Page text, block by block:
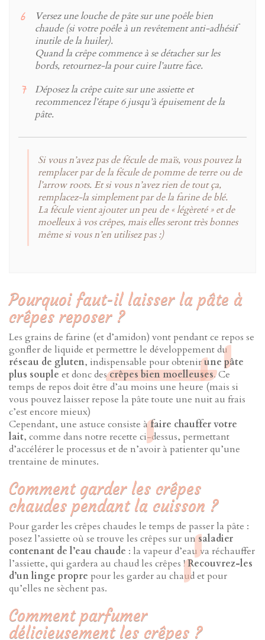
Versez une louche de pâte sur une poêle bien
chaude (si votre poêle à un revêtement anti-adhésif
inutile de la huiler).
Quand la crêpe commence à se détacher sur les
bords, retournez-la pour cuire l’autre face.
Déposez la crêpe cuite sur une assiette et
recommencez l’étape 6 jusqu’à épuisement de la
pâte.
Si vous n’avez pas de fécule de maïs, vous pouvez la
remplacer par de la fécule de pomme de terre ou de
l’arrow roots. Et si vous n’avez rien de tout ça,
remplacez-la simplement par de la farine de blé.
La fécule vient ajouter un peu de « légèreté » et de
moelleux à vos crêpes, mais elles seront très bonnes
même si vous n’en utilisez pas :)
Pourquoi faut-il laisser la pâte à
crêpes reposer ?
Les grains de farine (et d’amidon) vont pendant ce repos se
gonfler de liquide et permettre le développement du
réseau de gluten, indispensable pour obtenirune pâte
plus souple et donc descrêpes bien moelleuses. Ce
temps de repos doit être d’au moins une heure (mais si
vous pouvez laisser repose la pâte toute une nuit au frais
c’est encore mieux)
Cependant, une astuce consiste àfaire chauffer votre
lait, comme dans notre recette ci-dessus, permettant
d’accélérer le processus et de n’avoir à patienter qu’une
trentaine de minutes.
Comment garder les crêpes
chaudes pendant la cuisson ?
Pour garder les crêpes chaudes le temps de passer la pâte :
posez l’assiette où se trouve les crêpes sur unsaladier
contenant de l’eau chaude : la vapeur d’eau va réchauffer
l’assiette, qui gardera au chaud les crêpes !Recouvrez-les
d’un linge propre pour les garder au chaud et pour
qu’elles ne sèchent pas.
Comment parfumer
délicieusement les crêpes ?